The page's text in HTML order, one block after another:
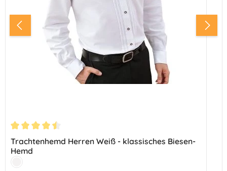
Durchschnittliche Bewertung von 4.5 von 5 Sternen
Trachtenhemd Herren Weiß - klassisches Biesen-
Hemd
Farbe:
Weiß